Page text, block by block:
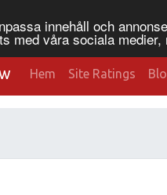
innehåll och
med våra sociala
Hem Site Ratings